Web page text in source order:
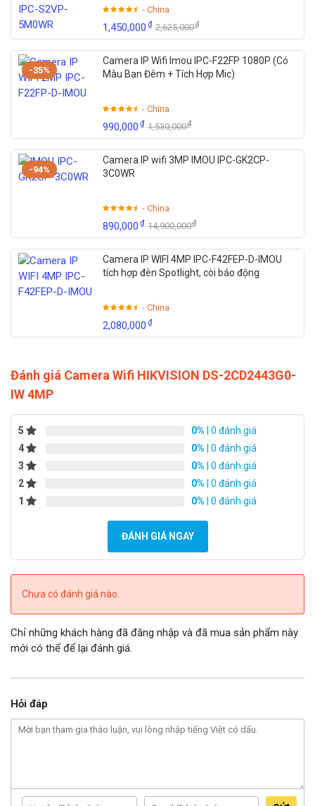
Dễ dàng giám sát qua điện thoại di động, iPad, iPhone…
Hỗ trợ cấp nguồn qua mạng PoE (Power over Ethernet).
Nguồn điện: 12VDC.
Thông số chi tiết
DS-2CD2443G0-IW
Image
1/3 inch Progressive Scan CMOS
Illuminat
ion
Color: 0.01 Lux @ (F1.2, AGC ON), 0.018 lux
@(F1.6, AGC ON), 0 lux with IR
Image
2688×1520
Speed
Day &
IR cut filter
IR
Range
PIR
Dynamic
120 dB
3-Axis
ent
Pan: 0° to 360°, tilt: 0° to 90°, rotate: 0° to 360°
diagonal FOV: 114°
Compressions
- China
1,450,000₫ 2,625,000₫
-35%
Camera IP Wifi Imou IPC-F22FP 1080P (Có
Màu Ban Đêm + Tích Hợp Mic)
- China
990,000₫ 1,530,000₫
-94%
Camera IP wifi 3MP IMOU IPC-GK2CP-
3C0WR
- China
890,000₫ 14,900,000₫
Camera IP WIFI 4MP IPC-F42FEP-D-IMOU
tích hợp đèn Spotlight, còi báo động
- China
2,080,000₫
Đánh giá Camera Wifi HIKVISION DS-2CD2443G0-
IW 4MP
5 0% | 0 đánh giá
4
0% | 0 đánh giá
3
0% | 0 đánh giá
2
0% | 0 đánh giá
1
0% | 0 đánh giá
ĐÁNH GIÁ NGAY
Chưa có đánh giá nào.
Chỉ những khách hàng đã đăng nhập và đã mua sản phẩm này
mới có thể để lại đánh giá.
Hỏi đáp